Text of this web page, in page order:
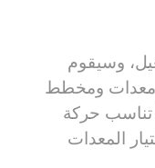
وسيقوم
معدات ومخطط
تناسب حركة